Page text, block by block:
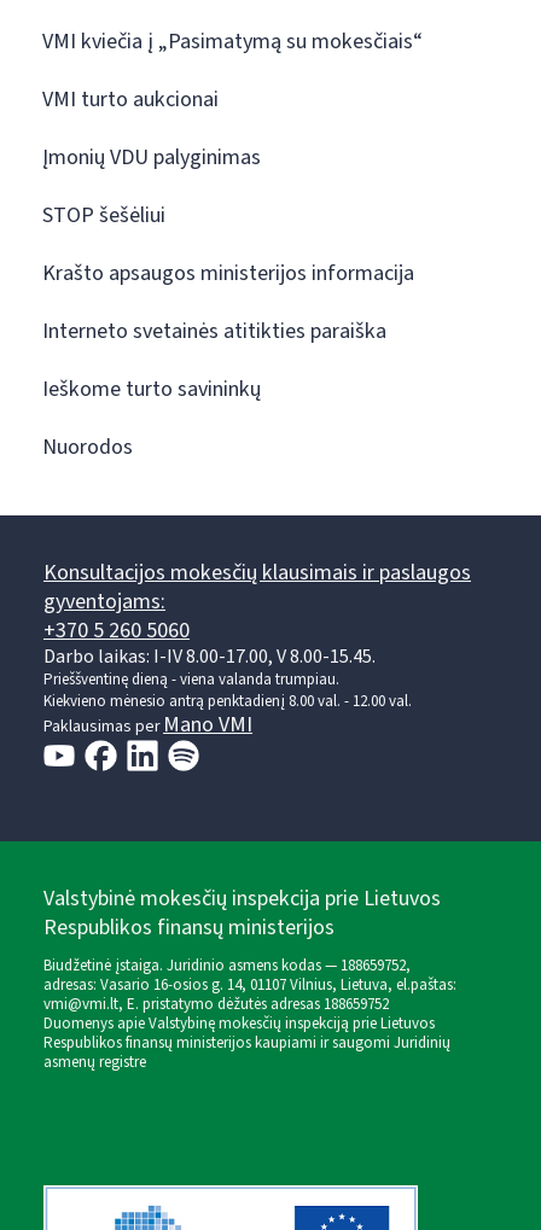
VMI kviečia į „Pasimatymą su mokesčiais“
VMI turto aukcionai
Įmonių VDU palyginimas
STOP šešėliui
Krašto apsaugos ministerijos informacija
Interneto svetainės atitikties paraiška
Ieškome turto savininkų
Nuorodos
Konsultacijos mokesčių klausimais ir paslaugos
gyventojams:
+370 5 260 5060
Darbo laikas: I-IV 8.00-17.00, V 8.00-15.45.
Prieššventinę dieną - viena valanda trumpiau.
Kiekvieno mėnesio antrą penktadienį 8.00 val. - 12.00 val.
Paklausimas perMano VMI
Valstybinė mokesčių inspekcija prie Lietuvos
Respublikos finansų ministerijos
Biudžetinė įstaiga. Juridinio asmens kodas — 188659752,
adresas: Vasario 16-osios g. 14, 01107 Vilnius, Lietuva, el.paštas:
vmi@vmi.lt, E. pristatymo dėžutės adresas 188659752
Duomenys apie Valstybinę mokesčių inspekciją prie Lietuvos
Respublikos finansų ministerijos kaupiami ir saugomi Juridinių
asmenų registre